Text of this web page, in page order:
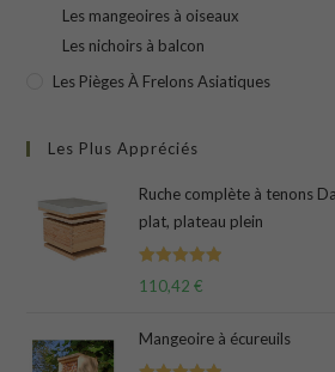
Les mangeoires à oiseaux
Les nichoirs à balcon
Les Pièges À Frelons Asiatiques
Les Plus Appréciés
Ruche complète à tenons
plat, plateau plein
Note 5.00
110,42 €
Mangeoire à écureuils